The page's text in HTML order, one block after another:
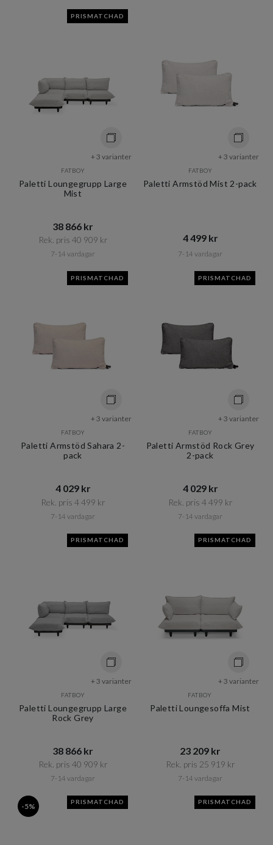
PRISMATCHAD
+ 3 varianter
FATBOY
Paletti Loungegrupp Large
Mist
38 866 kr​​
Rek. pris 40 909 kr​​
7-14 vardagar
+ 3 varianter
FATBOY
Paletti Armstöd Mist 2-pack
4 499 kr​​
7-14 vardagar
PRISMATCHAD
+ 3 varianter
FATBOY
Paletti Armstöd Sahara 2-
pack
4 029 kr​​
Rek. pris 4 499 kr​​
7-14 vardagar
PRISMATCHAD
+ 3 varianter
FATBOY
Paletti Armstöd Rock Grey
2-pack
4 029 kr​​
Rek. pris 4 499 kr​​
7-14 vardagar
PRISMATCHAD
+ 3 varianter
FATBOY
Paletti Loungegrupp Large
Rock Grey
38 866 kr​​
Rek. pris 40 909 kr​​
7-14 vardagar
PRISMATCHAD
+ 3 varianter
FATBOY
Paletti Loungesoffa Mist
23 209 kr​​
Rek. pris 25 919 kr​​
7-14 vardagar
-5% PRISMATCHAD PRISMATCHAD